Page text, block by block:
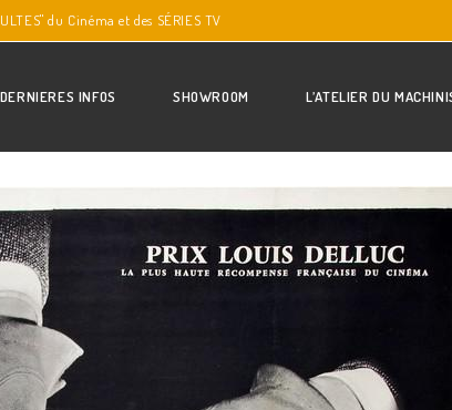
du Cinéma et des SÉRIES TV
INFOS SHOWROOM L’ATELIER DU